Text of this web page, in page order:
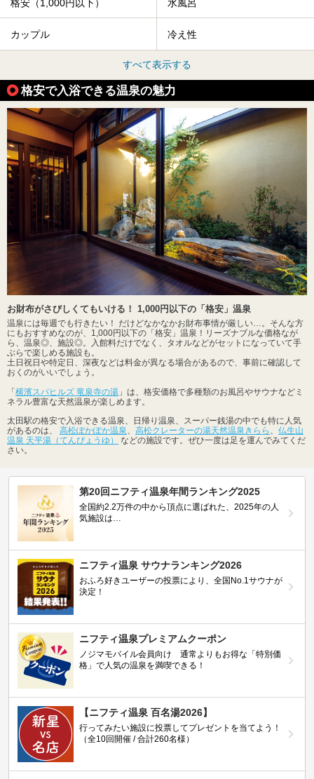
格安（1,000円以下） 水風呂
カップル 冷え性
すべて表示する
格安で入浴できる温泉の魅力
お財布がさびしくてもいける！ 1,000円以下の「格安」温泉
温泉には毎週でも行きたい！ だけどなかなかお財布事情が厳しい…。そんな方
にもおすすめなのが、1,000円以下の「格安」温泉！リーズナブルな価格なが
ら、温泉◎、施設◎。入館料だけでなく、タオルなどがセットになっていて手
ぶらで楽しめる施設も。
土日祝日や特定日、深夜などは料金が異なる場合があるので、事前に確認して
おくのがいいでしょう。
「 横濱スパヒルズ 竜泉寺の湯 」は、格安価格で多種類のお風呂やサウナなどミ
ネラル豊富な天然温泉が楽しめます。
太田駅の格安で入浴できる温泉、日帰り温泉、スーパー銭湯の中でも特に人気
があるのは、 高松ぽかぽか温泉、 高松クレーターの湯天然温泉きらら 、 仏生山
温泉 天平湯（てんぴょうゆ）
などの施設です。ぜひ一度は足を運んでみてくだ
さい。
第20回ニフティ温泉年間ランキング2025
全国約2.2万件の中から頂点に選ばれた、2025年の人
気施設は…
ニフティ温泉 サウナランキング2026
おふろ好きユーザーの投票により、全国No.1サウナが
決定！
ニフティ温泉プレミアムクーポン
ノジマモバイル会員向け 通常よりもお得な「特別価
格」で人気の温泉を満喫できる！
【ニフティ温泉 百名湯2026】
行ってみたい施設に投票してプレゼントを当てよう！
（全10回開催 / 合計260名様）